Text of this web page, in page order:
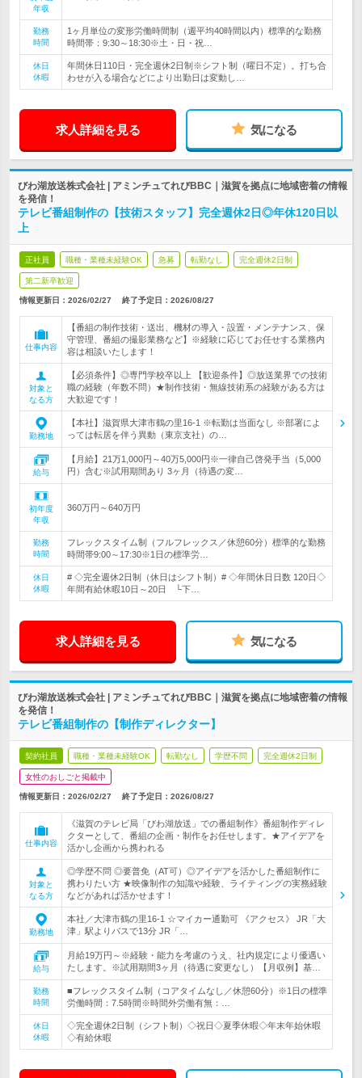
年収
勤務
時間
1ヶ月単位の変形労働時間制（週平均40時間以内）標準的な勤務
時間帯：9:30～18:30※土・日・祝…
休日
休暇
年間休日110日・完全週休2日制※シフト制（曜日不定）。打ち合
わせが入る場合などにより出勤日は変動し…
求人詳細を見る 気になる
びわ湖放送株式会社 | アミンチュてれびBBC｜滋賀を拠点に地域密着の情報
を発信！
テレビ番組制作の【技術スタッフ】完全週休2日◎年休120日以
上
正社員 職種・業種未経験OK 急募 転勤なし 完全週休2日制
第二新卒歓迎
情報更新日：2026/02/27 終了予定日： 2026/08/27
仕事内容
【番組の制作技術・送出、機材の導入・設置・メンテナンス、保
守管理、番組の撮影業務など】※経験に応じてお任せする業務内
容は相談いたします！
対象と
なる方
【必須条件】◎専門学校卒以上 【歓迎条件】◎放送業界での技術
職の経験（年数不問）★制作技術・無線技術系の経験がある方は
大歓迎です！
勤務地
【本社】滋賀県大津市鶴の里16-1 ※転勤は当面なし ※部署によ
っては転居を伴う異動（東京支社）の…
給与
【月給】21万1,000円～40万5,000円※一律自己啓発手当（5,000
円）含む※試用期間あり 3ヶ月（待遇の変…
初年度
年収
360万円～640万円
勤務
時間
フレックスタイム制（フルフレックス／休憩60分）標準的な勤務
時間帯9:00～17:30※1日の標準労…
休日
休暇
# ◇完全週休2日制（休日はシフト制）# ◇年間休日日数 120日◇
年間有給休暇10日～20日 └下…
求人詳細を見る 気になる
びわ湖放送株式会社 | アミンチュてれびBBC｜滋賀を拠点に地域密着の情報
を発信！
テレビ番組制作の【制作ディレクター】
契約社員 職種・業種未経験OK 転勤なし 学歴不問 完全週休2日制
女性のおしごと掲載中
情報更新日：2026/02/27 終了予定日： 2026/08/27
仕事内容
《滋賀のテレビ局「びわ湖放送」での番組制作》番組制作ディレ
クターとして、番組の企画・制作をお任せします。★アイデアを
活かし企画から携われる
対象と
なる方
◎学歴不問 ◎要普免（AT可）◎アイデアを活かした番組制作に
携わりたい方 ★映像制作の知識や経験、ライティングの実務経験
などがあれば活かせます！
勤務地
本社／大津市鶴の里16-1 ☆マイカー通勤可 《アクセス》 JR「大
津」駅よりバスで13分 JR「…
給与
月給19万円～※経験・能力を考慮のうえ、社内規定により優遇い
たします。※試用期間3ヶ月（待遇に変更なし）【月収例】基…
勤務
時間
■フレックスタイム制（コアタイムなし／休憩60分）※1日の標準
労働時間：7.5時間※時間外労働有無：…
休日
休暇
◇完全週休2日制（シフト制）◇祝日◇夏季休暇◇年末年始休暇
◇有給休暇